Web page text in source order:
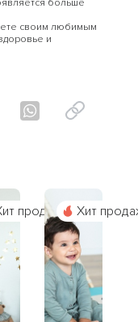
больше
своим любимым
и
продаж Хит